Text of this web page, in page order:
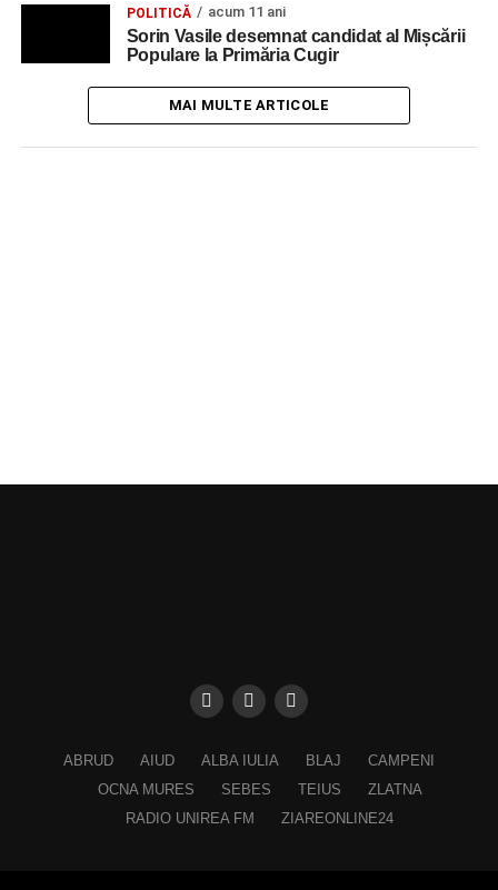
POLITICĂ acum 11 ani
Sorin Vasile desemnat candidat al Mișcării
Populare la Primăria Cugir
MAI MULTE ARTICOLE
ABRUD AIUD ALBA IULIA BLAJ
CAMPENI
OCNA MURES
SEBES TEIUS
ZLATNA
RADIO UNIREA FM
ZIAREONLINE24